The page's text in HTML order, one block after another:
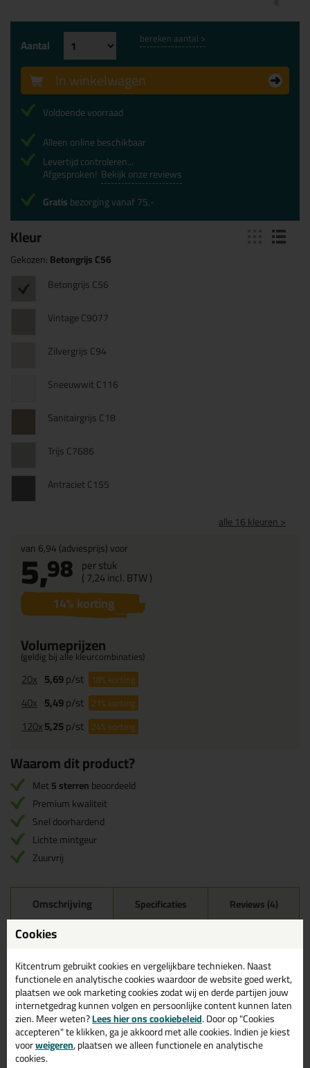
Kleur
Gekozen:Betongrijs C56
Betongrijs C56
Vintage C9077
Zilvergrijs C94
Sneeuwwit C116
Sanitairgrijs C18
Trijs C7686
Antraciet C155
alle 16 kleuren >
van6,94(adviesprijs) voor
5,98 per stuk
(7,24incl. BTW )
14% korting
Volumeprijzen
(geldig bij alle kleurcombinaties)
20x 5,69p/st 18%korting
40x 5,49p/st 21%korting
120x5,25p/st 24%korting
Aantal bereken aantal >
In winkelwagen
Voldoende voorraad
Alleen online beschikbaar
Levertijd controleren...
Afgesproken! Bekijk onze reviews
Gratisbezorging vanaf 75,-
Waarom dit product?
Met5 sterrenbeoordeeld
Premium kwaliteit
Snel doorhardend
Lichte mintgeur
Zuurvrij
Omschrijving Specificaties Reviews (4)
Ottoseal S110 400ml in
Betongrijs C56
Zoek je kit in een specifieke kleur? Gevonden! Deze sanitairkit
Ottoseal S110 400ml in de kleur Betongrijs C56 is te gebruiken
voor verschillende toepassingen. Een duurzame en veelzijdige kit
welke makkelijk te verwerken is. Perfect als je een bijpassende
kleur zoekt met gegarandeerd een topresultaat. Bestel de
Ottoseal S110 400ml in kleur Betongrijs C56 vandaag nog! Op
voorraad en op werkdagen besteld = morgen in huis.
Cookies
Kitcentrum gebruikt cookies en vergelijkbare technieken. Naast
functionele en analytische cookies waardoor de website goed werkt,
plaatsen we ook marketing cookies zodat wij en derde partijen jouw
internetgedrag kunnen volgen en persoonlijke content kunnen laten
zien. Meer weten?Lees hier ons cookiebeleid. Door op "Cookies
accepteren" te klikken, ga je akkoord met alle cookies. Indien je kiest
voorweigeren, plaatsen we alleen functionele en analytische
cookies.